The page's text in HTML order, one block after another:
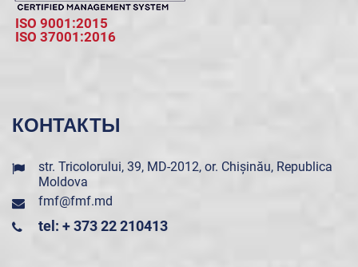
ISO 9001:2015
ISO 37001:2016
КОНТАКТЫ
str. Tricolorului, 39, MD-2012, or. Chișinău, Republica
Moldova
fmf@fmf.md
tel: + 373 22 210413